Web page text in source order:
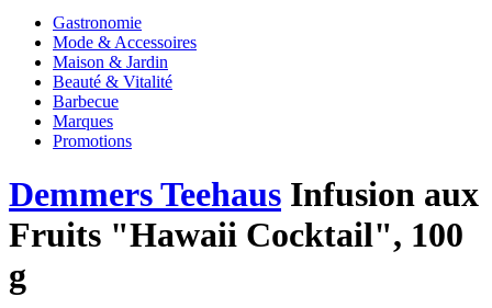
Gastronomie
Mode & Accessoires
Maison & Jardin
Beauté & Vitalité
Barbecue
Marques
Promotions
Demmers Teehaus Infusion aux
Fruits "Hawaii Cocktail", 100
g